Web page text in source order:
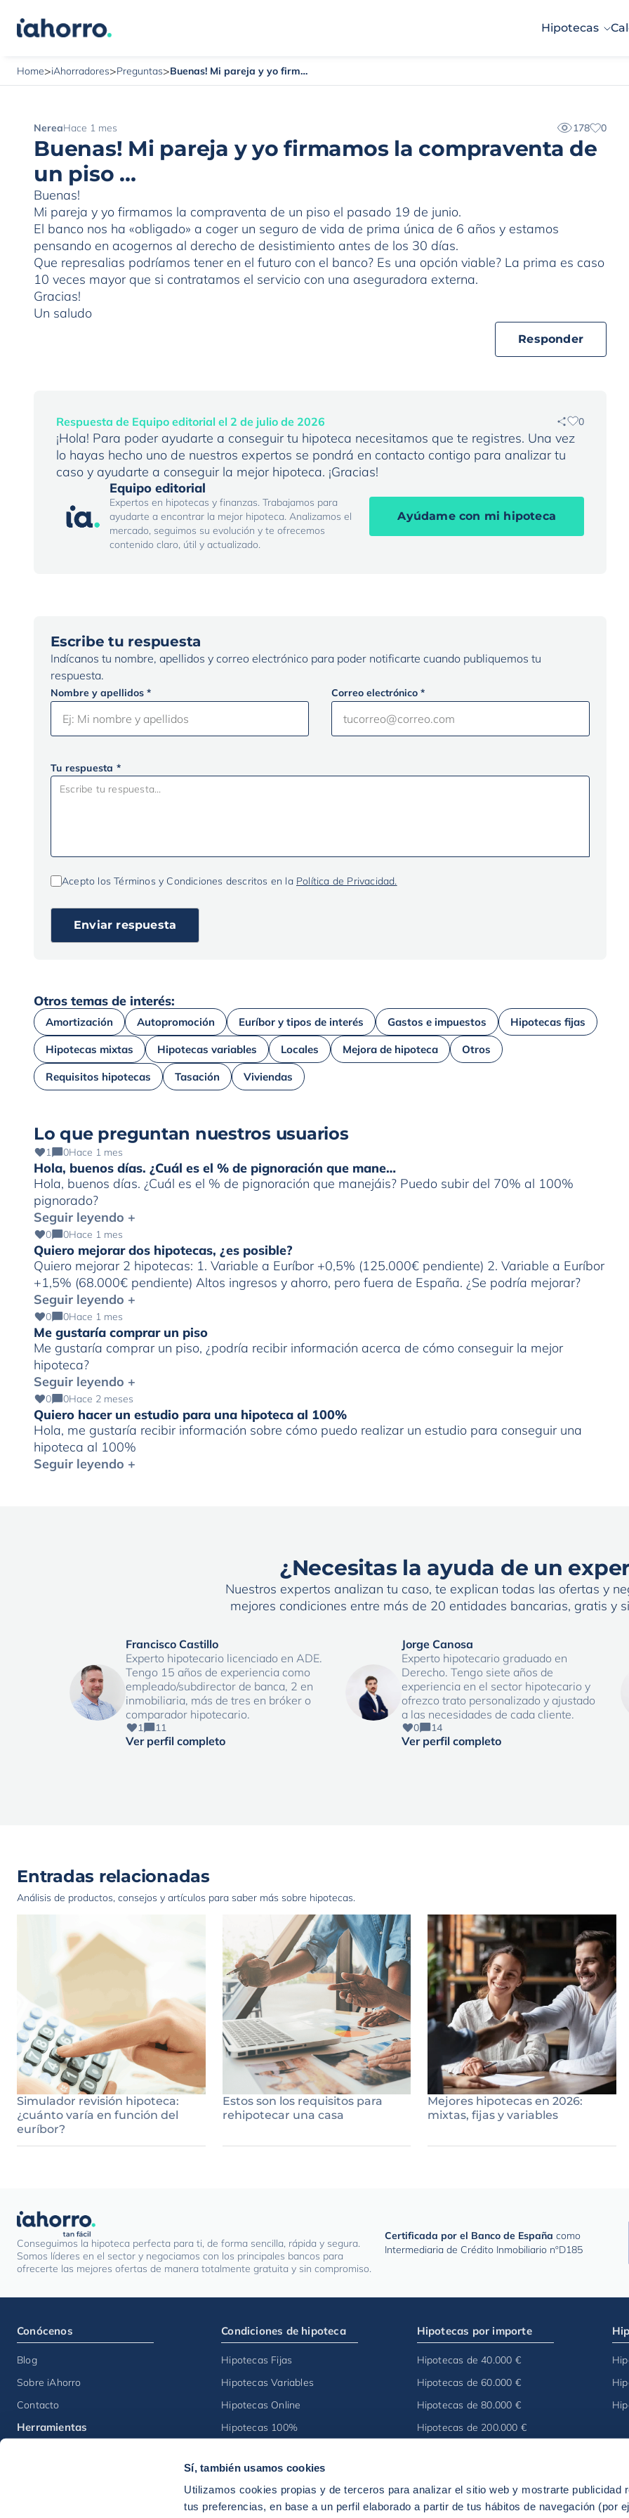
Sí, también usamos cookies
Utilizamos cookies propias y de terceros para analizar el sitio web y mostrarte publicidad
tus preferencias, en base a un perfil elaborado a partir de tus hábitos de navegación (por
Hipotecas
Home>iAhorradores>Preguntas> Buenas! Mi pareja y yo firmamos la compraventa de un piso …
NereaHace 1 mes 178 0
Buenas! Mi pareja y yo firmamos la compraventa de
un piso …
Buenas!
Mi pareja y yo firmamos la compraventa de un piso el pasado 19 de junio.
El banco nos ha «obligado» a coger un seguro de vida de prima única de 6 años y estamos
pensando en acogernos al derecho de desistimiento antes de los 30 días.
Que represalias podríamos tener en el futuro con el banco? Es una opción viable? La prima es caso
10 veces mayor que si contratamos el servicio con una aseguradora externa.
Gracias!
Un saludo
Responder
Respuesta de Equipo editorial el 2 de julio de 2026 0
¡Hola! Para poder ayudarte a conseguir tu hipoteca necesitamos que te registres. Una vez
lo hayas hecho uno de nuestros expertos se pondrá en contacto contigo para analizar tu
caso y ayudarte a conseguir la mejor hipoteca. ¡Gracias!
Equipo editorial
Expertos en hipotecas y finanzas. Trabajamos para
ayudarte a encontrar la mejor hipoteca. Analizamos el
mercado, seguimos su evolución y te ofrecemos
contenido claro, útil y actualizado.
Ayúdame con mi hipoteca
Escribe tu respuesta
Indícanos tu nombre, apellidos y correo electrónico para poder notificarte cuando publiquemos tu
respuesta.
Nombre y apellidos * Correo electrónico *
Tu respuesta *
Acepto los Términos y Condiciones descritos en la Política de Privacidad.
Otros temas de interés:
Amortización Autopromoción Euríbor y tipos de interés Gastos e impuestos Hipotecas fijas
Hipotecas mixtas Hipotecas variables Locales Mejora de hipoteca Otros
Requisitos hipotecas Tasación Viviendas
Lo que preguntan nuestros usuarios
1 0Hace 1 mes
Hola, buenos días. ¿Cuál es el % de pignoración que mane…
Hola, buenos días. ¿Cuál es el % de pignoración que manejáis? Puedo subir del 70% al 100%
pignorado?
Seguir leyendo +
0 0Hace 1 mes
Quiero mejorar dos hipotecas, ¿es posible?
Quiero mejorar 2 hipotecas: 1. Variable a Euríbor +0,5% (125.000€ pendiente) 2. Variable a Euríbor
+1,5% (68.000€ pendiente) Altos ingresos y ahorro, pero fuera de España. ¿Se podría mejorar?
Seguir leyendo +
0 0Hace 1 mes
Me gustaría comprar un piso
Me gustaría comprar un piso, ¿podría recibir información acerca de cómo conseguir la mejor
hipoteca?
Seguir leyendo +
0 0Hace 2 meses
Quiero hacer un estudio para una hipoteca al 100%
Hola, me gustaría recibir información sobre cómo puedo realizar un estudio para conseguir una
hipoteca al 100%
Seguir leyendo +
¿Necesitas la ayuda de un
Nuestros expertos analizan tu caso, te explican todas las ofertas y
mejores condiciones entre más de 20 entidades bancarias, gratis y
Francisco Castillo
Experto hipotecario licenciado en ADE.
Tengo 15 años de experiencia como
empleado/subdirector de banca, 2 en
inmobiliaria, más de tres en bróker o
comparador hipotecario.
1 11
Ver perfil completo
Jorge Canosa
Experto hipotecario graduado en
Derecho. Tengo siete años de
experiencia en el sector hipotecario y
ofrezco trato personalizado y ajustado
a las necesidades de cada cliente.
0 14
Ver perfil completo
Entradas relacionadas
Análisis de productos, consejos y artículos para saber más sobre hipotecas.
Simulador revisión hipoteca:
¿cuánto varía en función del
euríbor?
Estos son los requisitos para
rehipotecar una casa
Mejores hipotecas en 2026:
mixtas, fijas y variables
Conseguimos la hipoteca perfecta para ti, de forma sencilla, rápida y segura.
Somos líderes en el sector y negociamos con los principales bancos para
ofrecerte las mejores ofertas de manera totalmente gratuita y sin compromiso.
Certificada por el Banco de España como
Intermediaria de Crédito Inmobiliario nºD185
Conócenos
Blog
Sobre iAhorro
Contacto
Herramientas
Condiciones de hipoteca
Hipotecas Fijas
Hipotecas Variables
Hipotecas Online
Hipotecas 100%
Hipotecas por importe
Hipotecas de 40.000 €
Hipotecas de 60.000 €
Hipotecas de 80.000 €
Hipotecas de 200.000 €